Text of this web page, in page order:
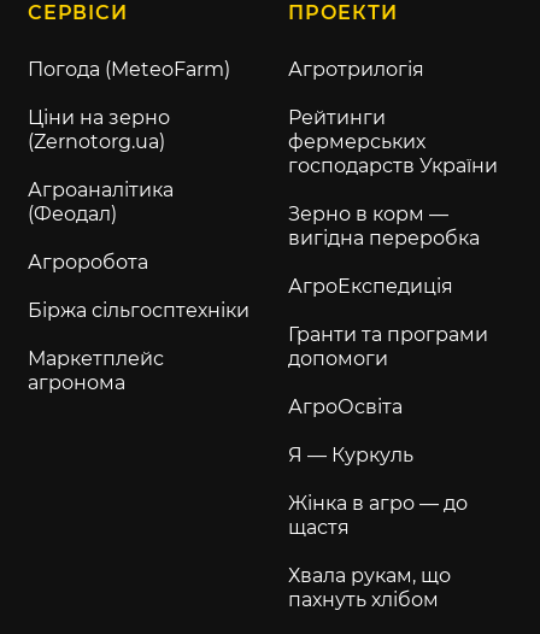
СЕРВІСИ
Погода (MeteoFarm)
Ціни на зерно
(Zernotorg.ua)
Агроаналітика
(Феодал)
Агроробота
Біржа сільгосптехніки
Маркетплейс
агронома
ПРОЕКТИ
Агротрилогія
Рейтинги
фермерських
господарств України
Зерно в корм —
вигідна переробка
АгроЕкспедиція
Гранти та програми
допомоги
АгроОсвіта
Я — Куркуль
Жінка в агро — до
щастя
Хвала рукам, що
пахнуть хлібом